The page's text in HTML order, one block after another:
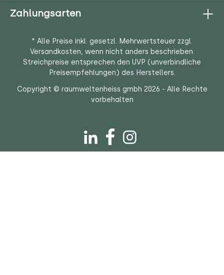
Zahlungsarten
* Alle Preise inkl. gesetzl. Mehrwertsteuer zzgl.
Versandkosten, wenn nicht anders beschrieben.
Streichpreise entsprechen den UVP (unverbindliche
Preisempfehlungen) des Herstellers.
Copyright © raumweltenheiss gmbh 2026 - Alle Rechte
vorbehalten